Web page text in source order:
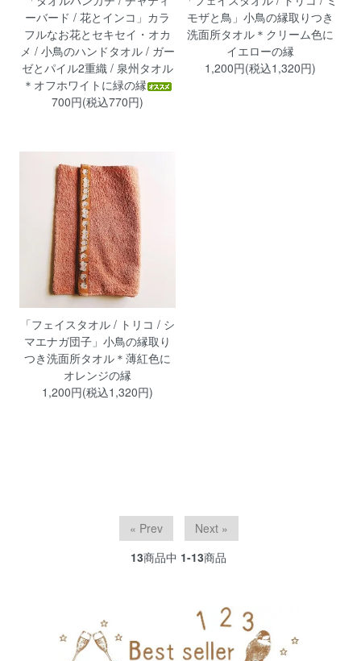
ーバード / 花とインコ」カラ
フルなお花とセキセイ・オカ
メ / 小鳥のハンドタオル / ガー
ゼとパイル2重織 / 泉州タオル
＊オフホワイトに緑の縁
700円(税込770円)
モザと鳥」小鳥の縁取りつき
洗面所タオル＊クリーム色に
イエローの縁
1,200円(税込1,320円)
「フェイスタオル / トリコ / シ
マエナガ団子」小鳥の縁取り
つき洗面所タオル＊薄紅色に
オレンジの縁
1,200円(税込1,320円)
« Prev
Next »
13商品中 1-13商品